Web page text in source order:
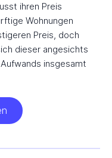
ihren Preis
Wohnungen
Preis, doch
dieser angesichts
insgesamt